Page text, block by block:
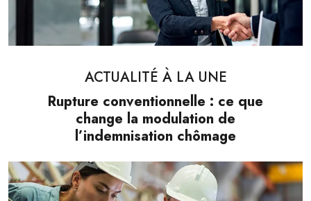
ACTUALITÉ À LA UNE
Rupture conventionnelle : ce que
change la modulation de
l’indemnisation chômage